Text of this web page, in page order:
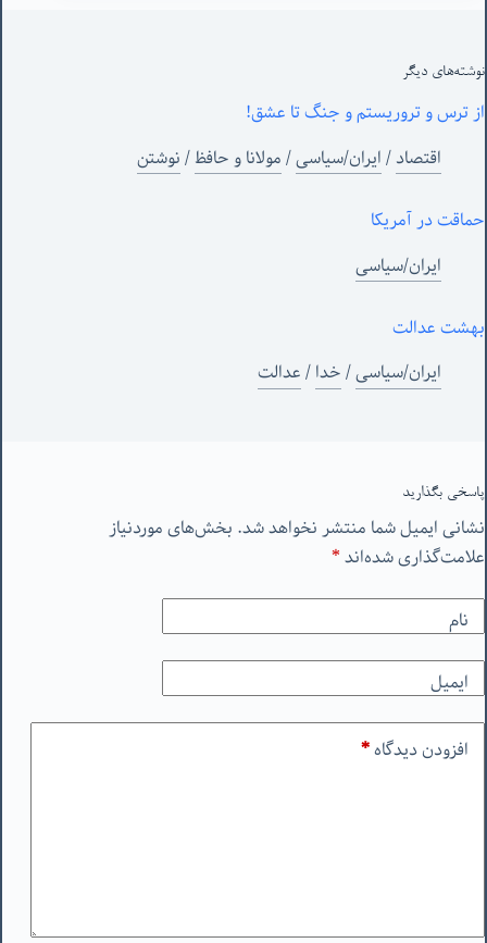
نوشته‌های‌ دیگر
از ترس و تروریستم و جنگ تا عشق!
اقتصاد/ایران/سیاسی/مولانا و حافظ/نوشتن
حماقت در آمریکا
ایران/سیاسی
بهشت عدالت
ایران/سیاسی/خدا/عدالت
پاسخی بگذارید
نشانی ایمیل شما منتشر نخواهد شد. بخش‌های موردنیاز
علامت‌گذاری شده‌اند*
نام
ایمیل
افزودن دیدگاه*